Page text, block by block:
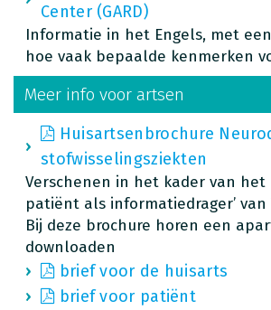
Center (GARD)
Informatie in het Engels, met
hoe vaak bepaalde kenmerken
Meer info voor artsen
Huisartsenbrochure
stofwisselingsziekten
Verschenen in het kader van het
patiënt als informatiedrager’ van
Bij deze brochure horen een
downloaden
brief voor de huisarts
brief voor patiënt